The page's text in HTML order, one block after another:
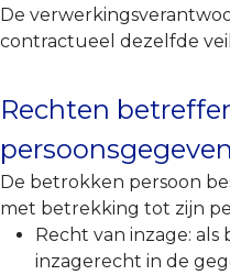
De
contractueel dezelfde
Rechten
De betrokken persoon
met betrekking tot zijn
Recht van inzage:
inzagerecht in de